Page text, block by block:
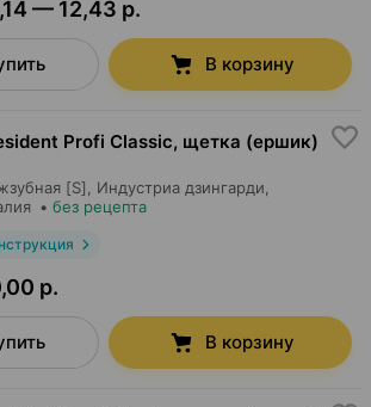
— 12,43 р.
В корзину
Profi Classic, щетка (ершик)
[S], Индустриа дзингарди
• без рецепта
р.
В корзину